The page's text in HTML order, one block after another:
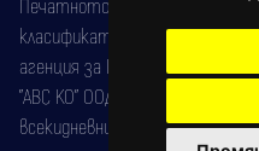
класификатор на печатните
агенция за ISSN) под номер: ISSN
"АВС КО" ООД е притежател на
всекидневник на югозападна